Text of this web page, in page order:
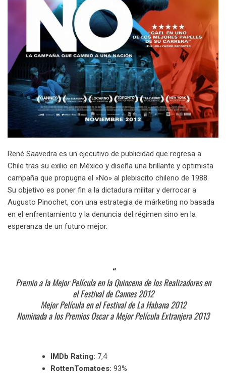
René Saavedra es un ejecutivo de publicidad que regresa a
Chile tras su exilio en México y diseña una brillante y optimista
campaña que propugna el «No» al plebiscito chileno de 1988.
Su objetivo es poner fin a la dictadura militar y derrocar a
Augusto Pinochet, con una estrategia de márketing no basada
en el enfrentamiento y la denuncia del régimen sino en la
esperanza de un futuro mejor.
Premio a la Mejor Película en la Quincena de los Realizadores en
el Festival de Cannes 2012
Mejor Película en el Festival de La Habana 2012
Nominada a los Premios Oscar a Mejor Película Extranjera 2013
IMDb Rating: 7,4
RottenTomatoes: 93%